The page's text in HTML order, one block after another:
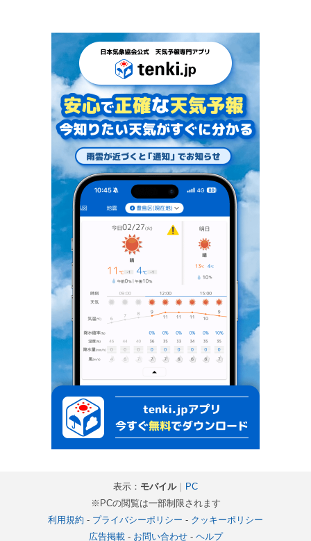
表示： モバイル｜
PC
※PCの閲覧は一部制限されます
利用規約 - プライバシーポリシー - クッキーポリシー
広告掲載- お問い合わせ- ヘルプ